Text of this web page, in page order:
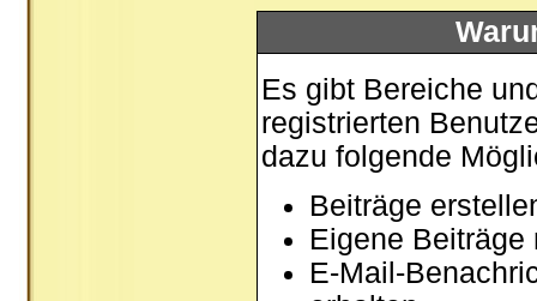
Es gibt Bereiche
registrierten
dazu folgende
Beiträge
Eigene
E-Mail-